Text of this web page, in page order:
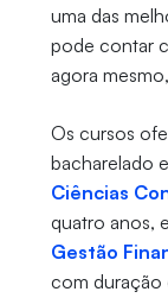
uma das
pode contar
agora
Os cursos
bacharelado
Ciências
quatro anos,
Gestão
com duração